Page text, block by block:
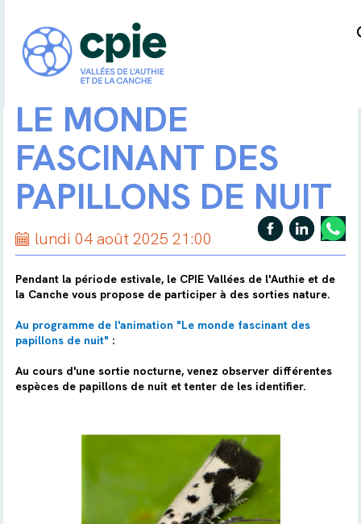
LE MONDE
FASCINANT DES
PAPILLONS DE NUIT
lundi 04 août 2025 21:00
Pendant la période estivale, le CPIE Vallées de l'Authie et de
la Canche vous propose de participer à des sorties nature.
Au programme de l'animation "Le monde fascinant des
papillons de nuit" :
Au cours d'une sortie nocturne, venez observer différentes
espèces de papillons de nuit et tenter de les identifier.